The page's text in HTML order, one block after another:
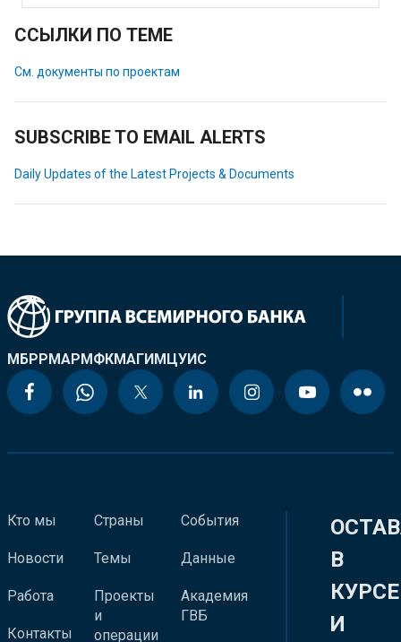
ССЫЛКИ ПО ТЕМЕ
См. документы по проектам
SUBSCRIBE TO EMAIL ALERTS
Daily Updates of the Latest Projects & Documents
МБРРМАРМФКМАГИМЦУИС
Кто мы
Новости
Работа
Контакты
Страны
Темы
Проекты
и
операции
События
Данные
Академия
ГВБ
В
КУРСЕ
И